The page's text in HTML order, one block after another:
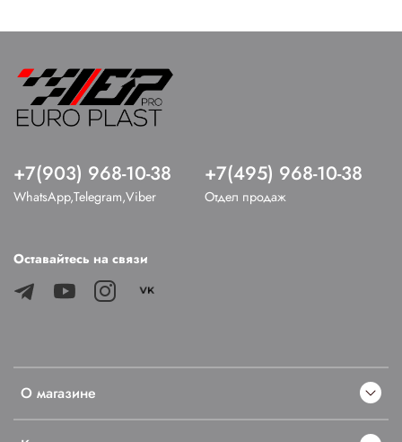
О магазине
+7(903) 968-10-38
WhatsApp,Telegram,Viber
+7(495) 968-10-38
Отдел продаж
Оставайтесь на связи